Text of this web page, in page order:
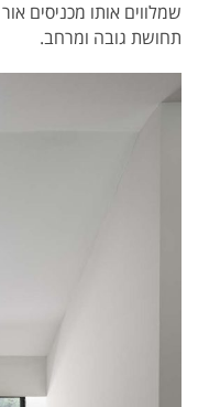
שמלווים אותו מכניסים
תחושת גובה ומרחב.